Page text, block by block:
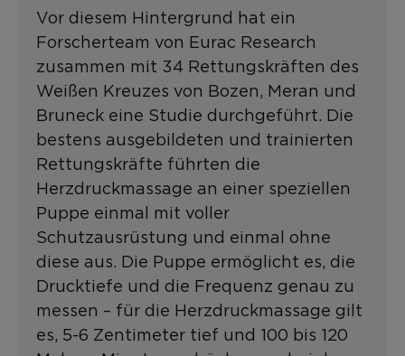
Vor diesem Hintergrund hat ein
Forscherteam von Eurac Research
zusammen mit 34 Rettungskräften des
Weißen Kreuzes von Bozen, Meran und
Bruneck eine Studie durchgeführt. Die
bestens ausgebildeten und trainierten
Rettungskräfte führten die
Herzdruckmassage an einer speziellen
Puppe einmal mit voller
Schutzausrüstung und einmal ohne
diese aus. Die Puppe ermöglicht es, die
Drucktiefe und die Frequenz genau zu
messen – für die Herzdruckmassage gilt
es, 5-6 Zentimeter tief und 100 bis 120